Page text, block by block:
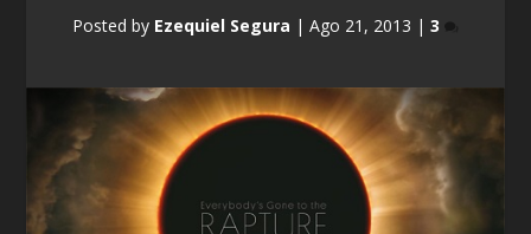
Posted by Ezequiel Segura | Ago 21, 2013 | 3